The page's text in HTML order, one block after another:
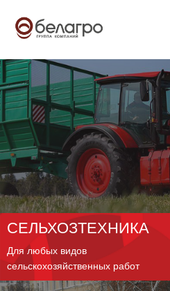
СЕЛЬХОЗТЕХНИКА
Для любых видов
сельскохозяйственных работ